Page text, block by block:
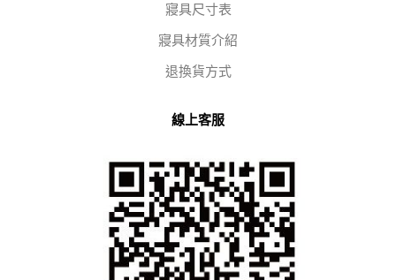
寢具尺寸表
寢具材質介紹
退換貨方式
線上客服